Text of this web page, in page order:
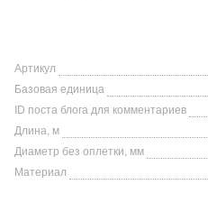
Артикул
Базовая единица
ID поста блога для комментариев
Длина, м
Диаметр без оплетки, мм
Материал